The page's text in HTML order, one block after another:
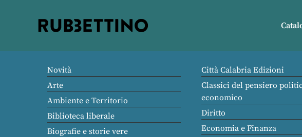
Novità
Arte
Ambiente e Territorio
Biblioteca liberale
Biografie e storie vere
Città Calabria Edizioni
Classici del pensiero
economico
Diritto
Economia e Finanza